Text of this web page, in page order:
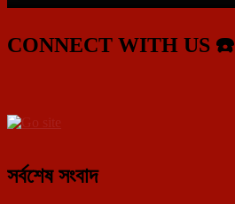
CONNECT WITH US ☎️
সর্বশেষ সংবাদ